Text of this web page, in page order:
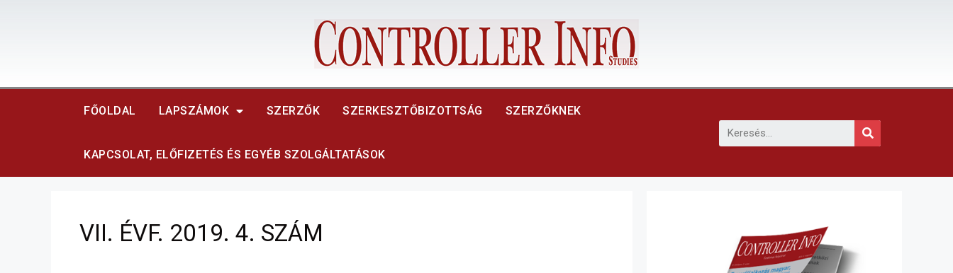
FŐOLDAL LAPSZÁMOK SZERZŐK SZERKESZTŐBIZOTTSÁG SZERZŐKNEK
KAPCSOLAT, ELŐFIZETÉS ÉS EGYÉB SZOLGÁLTATÁSOK
VII. ÉVF. 2019. 4. SZÁM